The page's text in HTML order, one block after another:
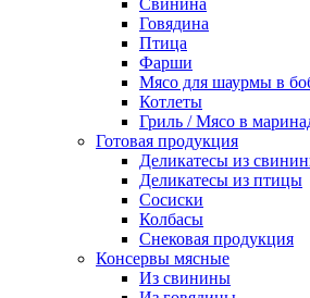
Свинина
Говядина
Птица
Фарши
Мясо для шаурмы в
Котлеты
Гриль / Мясо в
Готовая продукция
Деликатесы из
Деликатесы из птицы
Сосиски
Колбасы
Снековая продукция
Консервы мясные
Из свинины